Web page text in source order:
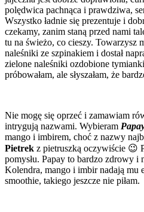
polędwica pachnąca i prawdziwa,
Wszystko ładnie się prezentuje i
czekamy, zanim staną przed nami
tu na świeżo, co cieszy. Towarzysz
naleśniki ze szpinakiem i dostał
zielone naleśniki ozdobione
próbowałam, ale słyszałam, że
Nie mogę się oprzeć i zamawiam
intrygują nazwami. Wybieram
mango i imbirem, choć z nazwy
Pietrek z pietruszką oczywiście 😉
pomysłu. Papay to bardzo zdrowy
Kolendra, mango i imbir nadają mu
smoothie, takiego jeszcze nie piłam.